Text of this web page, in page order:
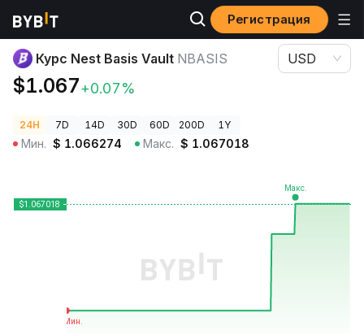
Регистрация
Цены криптовалют Курс Nest Basis Vault NBASIS
Курс Nest Basis Vault NBASIS
$1.067+0.07%
USD
24H 7D 14D 30D 60D 200D 1Y
Мин. $ 1.066274 Макс. $ 1.067018